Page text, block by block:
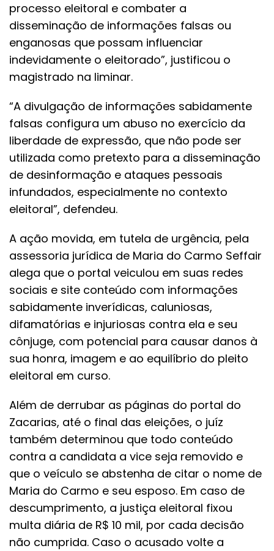
processo eleitoral e combater a
disseminação de informações falsas ou
enganosas que possam influenciar
indevidamente o eleitorado”, justificou o
magistrado na liminar.
“A divulgação de informações sabidamente
falsas configura um abuso no exercício da
liberdade de expressão, que não pode ser
utilizada como pretexto para a disseminação
de desinformação e ataques pessoais
infundados, especialmente no contexto
eleitoral”, defendeu.
A ação movida, em tutela de urgência, pela
assessoria jurídica de Maria do Carmo Seffair
alega que o portal veiculou em suas redes
sociais e site conteúdo com informações
sabidamente inverídicas, caluniosas,
difamatórias e injuriosas contra ela e seu
cônjuge, com potencial para causar danos à
sua honra, imagem e ao equilíbrio do pleito
eleitoral em curso.
Além de derrubar as páginas do portal do
Zacarias, até o final das eleições, o juíz
também determinou que todo conteúdo
contra a candidata a vice seja removido e
que o veículo se abstenha de citar o nome de
Maria do Carmo e seu esposo. Em caso de
descumprimento, a justiça eleitoral fixou
multa diária de R$ 10 mil, por cada decisão
não cumprida. Caso o acusado volte a